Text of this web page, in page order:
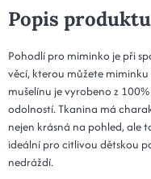
Popis produktu
Pohodlí pro miminko je při
věcí, kterou můžete
mušelínu je vyrobeno z
odolností. Tkanina má
nejen krásná na pohled, ale
ideální pro citlivou dětskou
nedráždí.